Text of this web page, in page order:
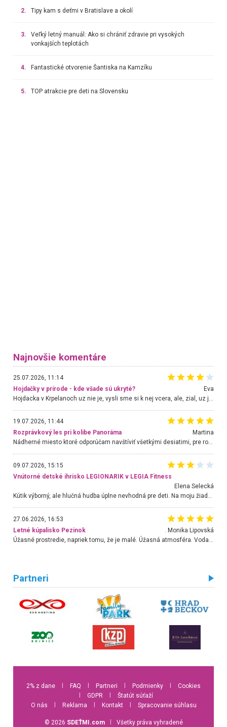
2. Tipy kam s deťmi v Bratislave a okolí
3.
Veľký letný manuál: Ako si chrániť zdravie pri vysokých
vonkajších teplotách
4. Fantastické otvorenie Šantiska na Kamzíku
5. TOP atrakcie pre deti na Slovensku
Najnovšie komentáre
25.07.2026, 11:14
Hojdačky v prírode - kde všade sú ukryté?
Eva
19.07.2026, 11:44
Rozprávkový les pri kolibe Panoráma
Martina
Nádherné miesto ktoré odporúčam navštíviť všetkými desiatimi, pre rodiny s deťmi, dôchodcom... Proste a jednoducho ozaj rozprávkový les.. určite ešte prídeme. Odniesli sme si na pamiatku krásne tričká,
09.07.2026, 15:15
Vnútorné detské ihrisko LEGIONARIK v LEGIA Fitness
Elena Selecká
Kútik výborný, ale hlučná hudba úplne nevhodná pre deti. Na moju žiadosť o aspoň sušenie nereagovali.
27.06.2026, 16:53
Letné kúpalisko Pezinok
. Monika Lipovská
Partneri
2% z dane FAQ Partneri Podmienky
Cookies
GDPR
Štatút súťaží
O nás
Reklama Kontakt Spracovanie súhlasu
© 2026 SDEŤMI.com Všetky práva vyhradené